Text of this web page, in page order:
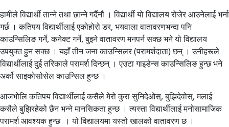
हामीले विद्यार्थी तान्ने तथा छान्ने गर्दैनौं । विद्यार्थी यो विद्यालय रोजेर आउनेलाई भर्ना
गर्छ । कतिपय विद्यार्थीलाई एकोहोरो डर, भयवाला वातावरणभन्दा पनि
काउन्सिलिङ गर्ने, कनेक्ट गर्ने, बुझ्ने वातावरण मनपर्न सक्छ भने यो विद्यालय
उपयुक्त हुन सक्छ । यहाँ तीन जना काउन्सिलर (परामर्शदाता) छन् । उनीहरूले
विद्यार्थीलाई दुई तरिकाले परामर्श दिन्छन् । एउटा गाइडेन्स काउन्सिलिङ हुन्छ भने
अर्को साइकोसोसेल काउन्सिल हुन्छ ।
आजभोलि कतिपय विद्यार्थीलाई कसैले मेरो कुरा सुनिदेओस्, बुझिदेवोस्, मलाई
कसैले बुझिरहेको छैन भन्ने मानसिकता हुन्छ । त्यस्ता विद्यार्थीलाई मनोसामाजिक
परामर्श आवश्यक हुन्छ । यो विद्यालयमा यस्तो खालको वातावरण छ ।